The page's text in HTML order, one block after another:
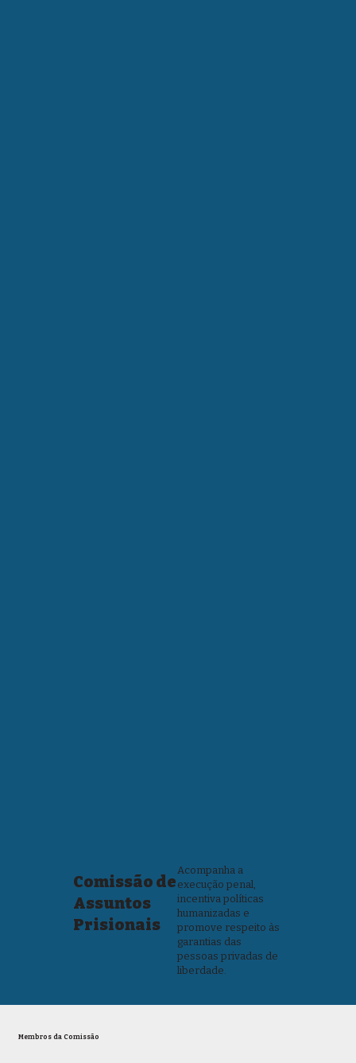
Comissão de
Assuntos
Prisionais
Acompanha a
execução penal,
incentiva políticas
humanizadas e
promove respeito às
garantias das
pessoas privadas de
liberdade.
Membros da Comissão